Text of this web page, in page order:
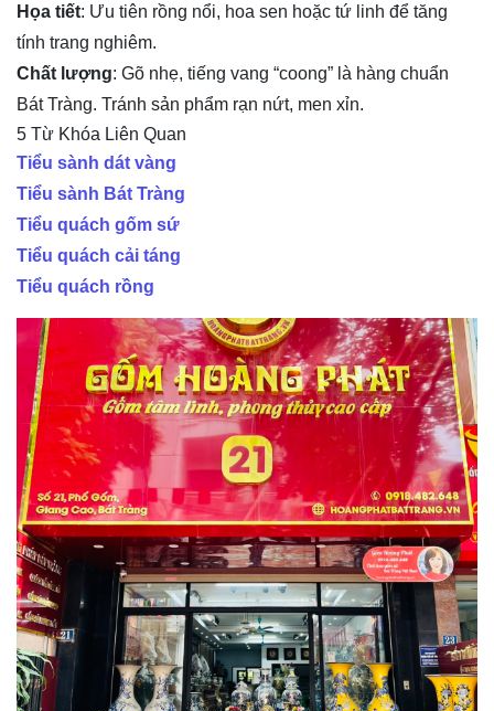
Họa tiết: Ưu tiên rồng nổi, hoa sen hoặc tứ linh để tăng
tính trang nghiêm.
Chất lượng: Gõ nhẹ, tiếng vang “coong” là hàng chuẩn
Bát Tràng. Tránh sản phẩm rạn nứt, men xỉn.
5 Từ Khóa Liên Quan
Tiểu sành dát vàng
Tiểu sành Bát Tràng
Tiểu quách gốm sứ
Tiểu quách cải táng
Tiểu quách rồng